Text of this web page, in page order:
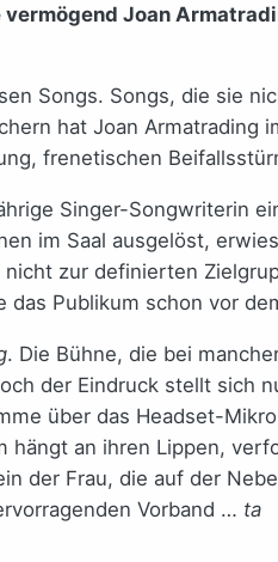
Joan
Songs. Songs, die sie
hat Joan
frenetischen
Singer-Songwriterin
im Saal ausgelöst,
zur definierten
das Publikum schon vor
. Die Bühne, die bei
der Eindruck stellt sich
über das Headset-
an ihren Lippen,
der Frau, die auf der
Vorband … ta